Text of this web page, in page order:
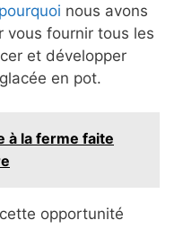
pourquoi nous avons
vous fournir tous les
et développer
en pot.
à la ferme faite
opportunité